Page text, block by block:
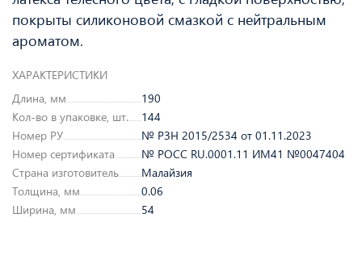
покрыты силиконовой смазкой с нейтральным
ароматом.
ХАРАКТЕРИСТИКИ
Длина, мм
190
Кол-во в упаковке, шт.
144
Номер РУ
№ РЗН 2015/2534 от 01.11.2023
Номер сертификата
№ РОСС RU.0001.11 ИМ41 №0047404
Страна изготовитель
Малайзия
Толщина, мм
0.06
Ширина, мм
54